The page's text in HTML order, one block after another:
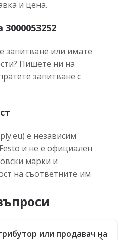
и цена.
запитване или имате
Пишете ни на
запитване с
е независим
и не е официален
марки и
на съответните им
или продавач на